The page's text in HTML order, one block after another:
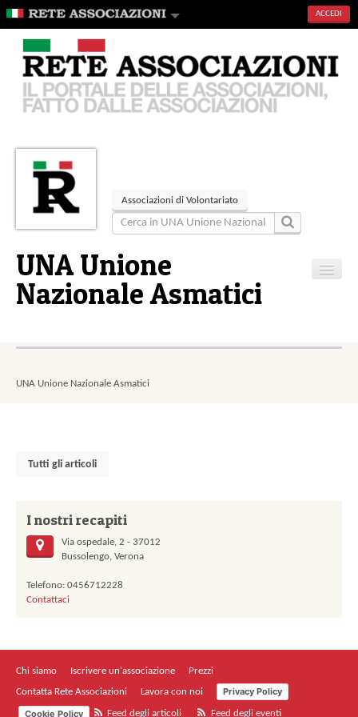
ACCEDI
Associazioni di Volontariato
UNA Unione
Nazionale Asmatici
Contatti
UNA Unione Nazionale Asmatici
Tutti gli articoli
I nostri recapiti
Via ospedale, 2 - 37012
Bussolengo, Verona
Telefono: 0456712228
Contattaci
Chi siamo Iscrivere un'associazione
Prezzi
Contatta Rete Associazioni
Lavora con noi
Privacy Policy
Cookie Policy
Feed degli articoli Feed degli eventi